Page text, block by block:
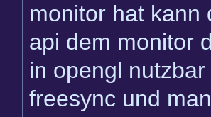
monitor hat kann
api dem monitor
in opengl
freesync und